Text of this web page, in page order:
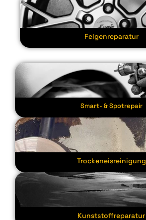
Felgenreparatur
Smart- & Spotrepair
Trockeneisreinigung
Kunststoffreparatur